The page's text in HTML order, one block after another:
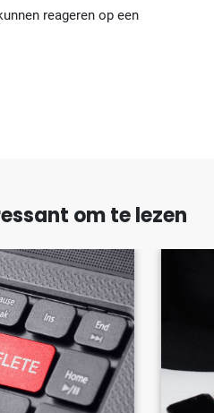
reageren op een
om te lezen